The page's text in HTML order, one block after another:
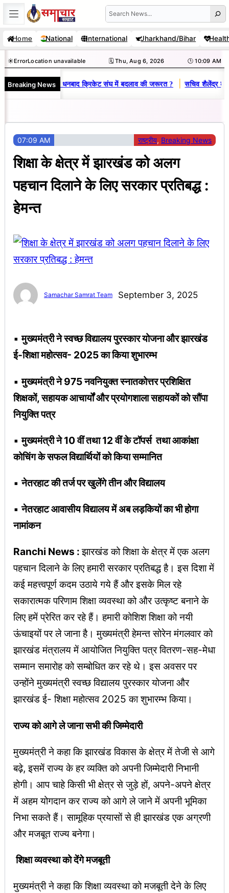
Skip
to
content
Search
Home National International Jharkhand/Bihar
☀️ErrorLocation unavailable 🗓️ Thu, Aug 6, 2026 🕒 10:09 AM
Breaking News
राज : जानें क्यों है धनबाद क्रिकेट संघ में बदलाव की जरूरत ? | सचिव शैलेंद्र
07:09 AM राष्ट्रीय, Breaking News
शिक्षा के क्षेत्र में झारखंड को अलग
पहचान दिलाने के लिए सरकार प्रतिबद्ध :
हेमन्त
Samachar Samrat Team September 3, 2025
▪︎मुख्यमंत्री ने स्वच्छ विद्यालय पुरस्कार योजना और झारखंड
ई-शिक्षा महोत्सव- 2025 का किया शुभारम्भ
▪︎मुख्यमंत्री ने 975 नवनियुक्त स्नातकोत्तर प्रशिक्षित
शिक्षकों, सहायक आचार्यों और प्रयोगशाला सहायकों को सौंपा
नियुक्ति पत्र
▪︎मुख्यमंत्री ने 10 वीं तथा 12 वीं के टॉपर्स तथा आकांक्षा
कोचिंग के सफल विद्यार्थियों को किया सम्मानित
▪︎नेतरहाट की तर्ज पर खुलेंगे तीन और विद्यालय
▪︎नेतरहाट आवासीय विद्यालय में अब लड़कियों का भी होगा
नामांकन
Ranchi News :झारखंड को शिक्षा के क्षेत्र में एक अलग
पहचान दिलाने के लिए हमारी सरकार प्रतिबद्ध है। इस दिशा में
कई महत्त्वपूर्ण कदम उठाये गये हैं और इसके मिल रहे
सकारात्मक परिणाम शिक्षा व्यवस्था को और उत्कृष्ट बनाने के
लिए हमें प्रेरित कर रहे हैं। हमारी कोशिश शिक्षा को नयी
ऊंचाइयों पर ले जाना है। मुख्यमंत्री हेमन्त सोरेन मंगलवार को
झारखंड मंत्रालय में आयोजित नियुक्ति पत्र वितरण-सह-मेधा
सम्मान समारोह को सम्बोधित कर रहे थे। इस अवसर पर
उन्होंने मुख्यमंत्री स्वच्छ विद्यालय पुरस्कार योजना और
झारखंड ई- शिक्षा महोत्सव 2025 का शुभारम्भ किया।
राज्य को आगे ले जाना सभी की जिम्मेदारी
मुख्यमंत्री ने कहा कि झारखंड विकास के क्षेत्र में तेजी से आगे
बढ़े, इसमें राज्य के हर व्यक्ति को अपनी जिम्मेदारी निभानी
होगी। आप चाहे किसी भी क्षेत्र से जुड़े हों, अपने-अपने क्षेत्र
में अहम योगदान कर राज्य को आगे ले जाने में अपनी भूमिका
निभा सकते हैं। सामूहिक प्रयासों से ही झारखंड एक अग्रणी
और मजबूत राज्य बनेगा।
शिक्षा व्यवस्था को देंगे मजबूती
मुख्यमंत्री ने कहा कि शिक्षा व्यवस्था को मजबूती देने के लिए